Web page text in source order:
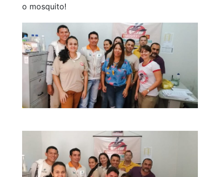
o mosquito!